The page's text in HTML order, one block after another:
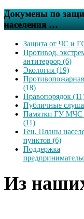
Докумены по
населения …
Защита от ЧС и
Противод.
антитеррор (6)
Экология (19)
Противопожарная
(18)
Правопорядок
Публичные
Памятки ГУ МЧС
(11)
Ген. Планы
пунктов (6)
Поддержка
Из